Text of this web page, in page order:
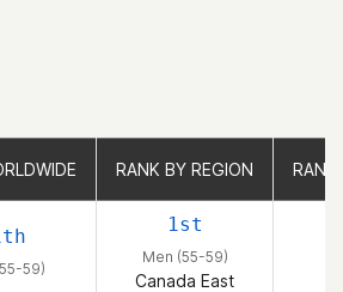
RANK BY REGION RANK
59)
1st
Men (55-59)
Canada East
RANK BY REGION RANK